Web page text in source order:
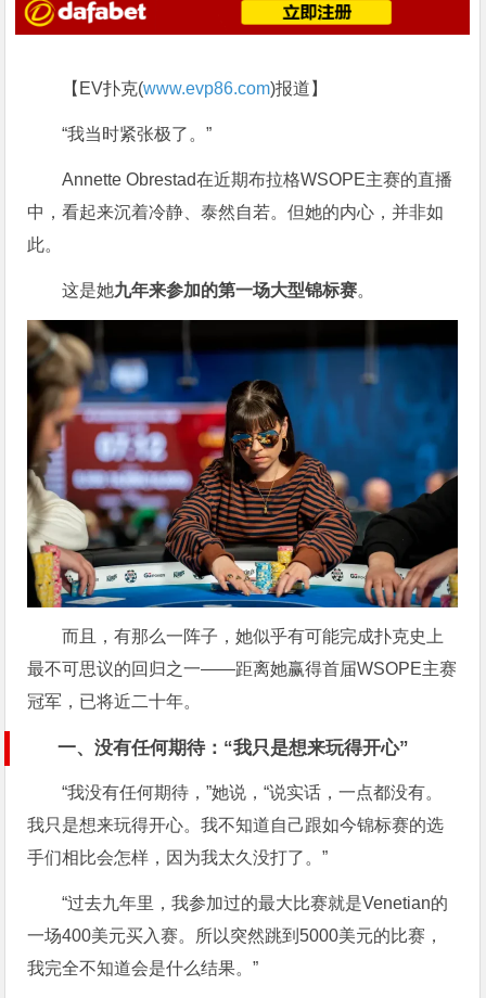
【EV扑克(www.evp86.com)报道】
“我当时紧张极了。”
Annette Obrestad在近期布拉格WSOPE主赛的直播
中，看起来沉着冷静、泰然自若。但她的内心，并非如
此。
这是她九年来参加的第一场大型锦标赛。
而且，有那么一阵子，她似乎有可能完成扑克史上
最不可思议的回归之一——距离她赢得首届WSOPE主赛
冠军，已将近二十年。
一、没有任何期待：“我只是想来玩得开心”
“我没有任何期待，”她说，“说实话，一点都没有。
我只是想来玩得开心。我不知道自己跟如今锦标赛的选
手们相比会怎样，因为我太久没打了。”
“过去九年里，我参加过的最大比赛就是Venetian的
一场400美元买入赛。所以突然跳到5000美元的比赛，
我完全不知道会是什么结果。”